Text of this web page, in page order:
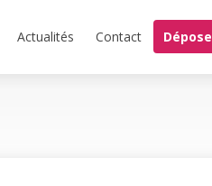
Actualités Contact